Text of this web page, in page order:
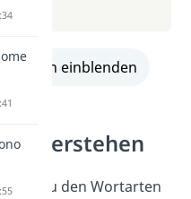
einblenden
verstehen
zu den Wortarten